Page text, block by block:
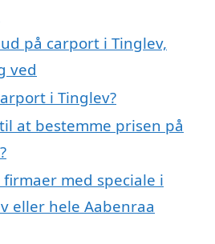
på carport i Tinglev,
ved
i Tinglev?
at bestemme prisen på
med speciale i
eller hele Aabenraa